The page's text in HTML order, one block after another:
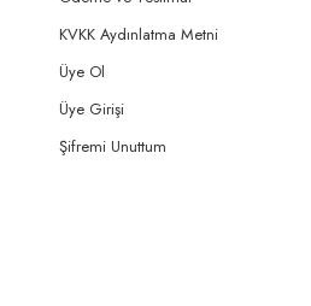
KVKK Aydınlatma Metni
Üye Ol
Üye Girişi
Şifremi Unuttum